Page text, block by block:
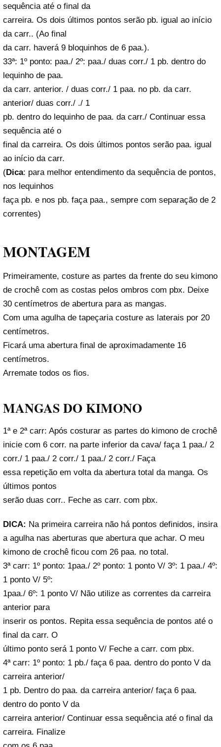
sequência até o final da
carreira. Os dois últimos pontos serão pb. igual ao início
da carr.. (Ao final
da carr. haverá 9 bloquinhos de 6 paa.).
33ª: 1º ponto: paa./ 2º: paa./ duas corr./ 1 pb. dentro do
lequinho de paa.
da carr. anterior. / duas corr./ 1 paa. no pb. da carr.
anterior/ duas corr./ ./ 1
pb. dentro do lequinho de paa. da carr./ Continuar essa
sequência até o
final da carreira. Os dois últimos pontos serão paa. igual
ao início da carr.
(Dica: para melhor entendimento da sequência de pontos,
nos lequinhos
faça pb. e nos pb. faça paa., sempre com separação de 2
correntes)
MONTAGEM
Primeiramente, costure as partes da frente do seu kimono
de crochê com as costas pelos ombros com pbx. Deixe
30 centímetros de abertura para as mangas.
Com uma agulha de tapeçaria costure as laterais por 20
centímetros.
Ficará uma abertura final de aproximadamente 16
centímetros.
Arremate todos os fios.
MANGAS DO KIMONO
1ª e 2ª carr: Após costurar as partes do kimono de crochê
inicie com 6 corr. na parte inferior da cava/ faça 1 paa./ 2
corr./ 1 paa./ 2 corr./ 1 paa./ 2 corr./ Faça
essa repetição em volta da abertura total da manga. Os
últimos pontos
serão duas corr.. Feche as carr. com pbx.
DICA: Na primeira carreira não há pontos definidos, insira
a agulha nas aberturas que abertura que achar. O meu
kimono de crochê ficou com 26 paa. no total.
3ª carr: 1º ponto: 1paa./ 2º ponto: 1 ponto V/ 3º: 1 paa./ 4º:
1 ponto V/ 5º:
1paa./ 6º: 1 ponto V/ Não utilize as correntes da carreira
anterior para
inserir os pontos. Repita essa sequência de pontos até o
final da carr. O
último ponto será 1 ponto V/ Feche a carr. com pbx.
4ª carr: 1º ponto: 1 pb./ faça 6 paa. dentro do ponto V da
carreira anterior/
1 pb. Dentro do paa. da carreira anterior/ faça 6 paa.
dentro do ponto V da
carreira anterior/ Continuar essa sequência até o final da
carreira. Finalize